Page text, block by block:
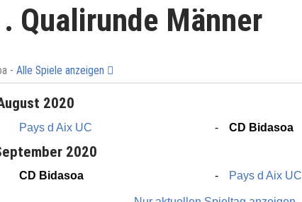
Qualirunde Männer
- Alle Spiele anzeigen
2020
Pays d Aix UC CD Bidasoa
2020
CD Bidasoa Pays d Aix UC